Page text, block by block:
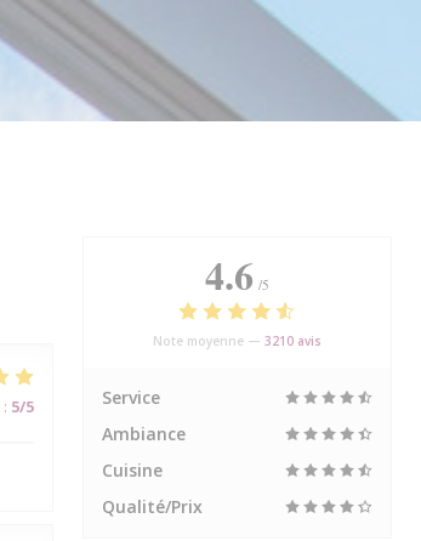
: 5/5
4.6 /5
Note moyenne — 3210 avis
Service
Ambiance
Cuisine
Qualité/Prix